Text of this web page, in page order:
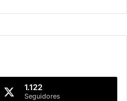
1.122
Seguidores